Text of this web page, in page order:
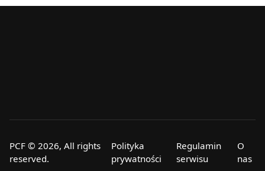
PCF © 2026, All rights
reserved.
Polityka
prywatności
Regulamin
serwisu
O
nas